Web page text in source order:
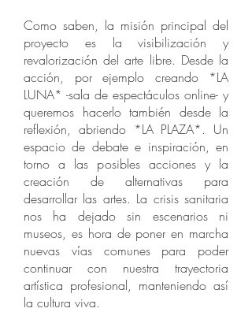
Como saben, la misión principal del
proyecto es la visibilización y
revalorización del arte libre. Desde la
acción, por ejemplo creando *LA
LUNA* -sala de espectáculos online- y
queremos hacerlo también desde la
reflexión, abriendo *LA PLAZA*. Un
espacio de debate e inspiración, en
torno a las posibles acciones y la
creación de alternativas para
desarrollar las artes. La crisis sanitaria
nos ha dejado sin escenarios ni
museos, es hora de poner en marcha
nuevas vías comunes para poder
continuar con nuestra trayectoria
artística profesional, manteniendo así
la cultura viva.